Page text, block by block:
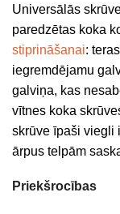
Universālās
paredzētas koka
stiprināšanai:
iegremdējamu
galviņa, kas
vītnes koka
skrūve īpaši viegli
ārpus telpām
Priekšrocības